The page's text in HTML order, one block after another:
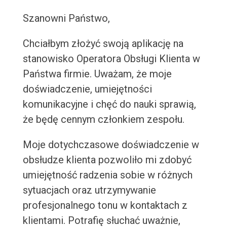
Szanowni Państwo,
Chciałbym złożyć swoją aplikację na
stanowisko Operatora Obsługi Klienta w
Państwa firmie. Uważam, że moje
doświadczenie, umiejętności
komunikacyjne i chęć do nauki sprawią,
że będę cennym członkiem zespołu.
Moje dotychczasowe doświadczenie w
obsłudze klienta pozwoliło mi zdobyć
umiejętność radzenia sobie w różnych
sytuacjach oraz utrzymywanie
profesjonalnego tonu w kontaktach z
klientami. Potrafię słuchać uważnie,